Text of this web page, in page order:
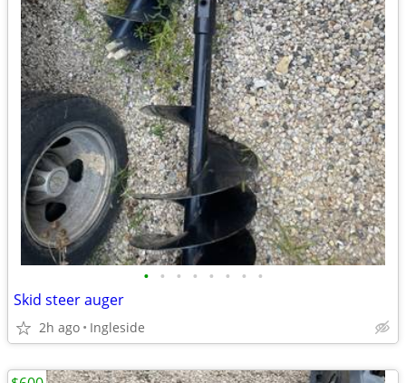
• • • • • • • •
Skid steer auger
2h ago Ingleside